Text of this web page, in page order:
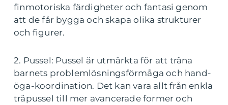
finmotoriska färdigheter och fantasi genom
att de får bygga och skapa olika strukturer
och figurer.
2. Pussel: Pussel är utmärkta för att träna
barnets problemlösningsförmåga och hand-
öga-koordination. Det kan vara allt från enkla
träpussel till mer avancerade former och